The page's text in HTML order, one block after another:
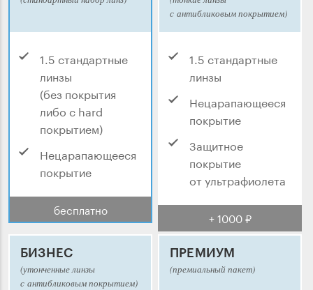
1.5 стандартные
линзы
(без покрытия
либо с hard
покрытием)
Нецарапающееся
покрытие
бесплатно
с антибликовым покрытием)
1.5 стандартные
линзы
Нецарапающееся
покрытие
Защитное
покрытие
от ультрафиолета
+ 1000 ₽
БИЗНЕС
(утонченные линзы
с антибликовым покрытием)
ПРЕМИУМ
(премиальный пакет)